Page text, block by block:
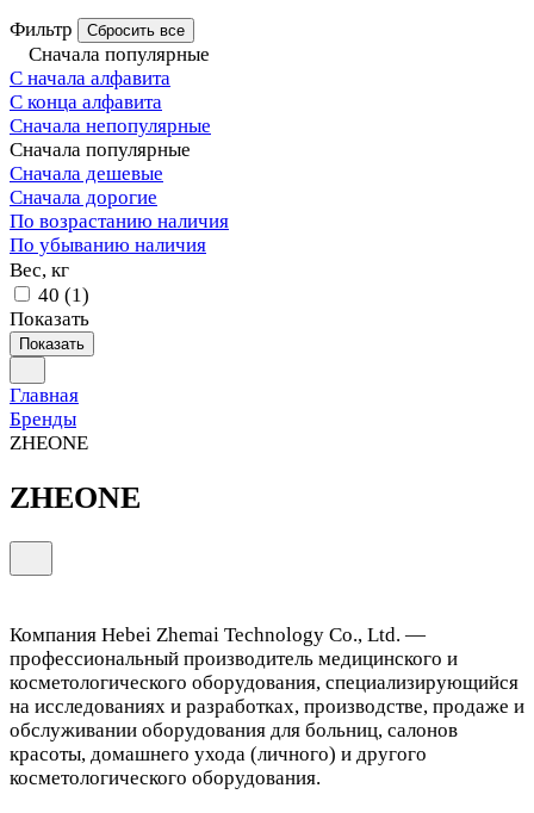
Фильтр Сбросить все
Сначала популярные
С начала алфавита
С конца алфавита
Сначала непопулярные
Сначала популярные
Сначала дешевые
Сначала дорогие
По возрастанию наличия
По убыванию наличия
Вес, кг
40 (1)
Показать
Показать
Главная
Бренды
ZHEONE
ZHEONE
Компания Hebei Zhemai Technology Co., Ltd. —
профессиональный производитель медицинского и
косметологического оборудования, специализирующийся
на исследованиях и разработках, производстве, продаже и
обслуживании оборудования для больниц, салонов
красоты, домашнего ухода (личного) и другого
косметологического оборудования.